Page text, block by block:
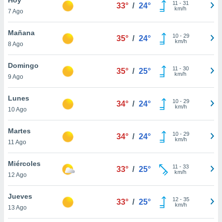
en
más
nuestra
de
cookies
aceptar
7 Ago
33° / 24° 11 - 31
km/h
Mañana
8 Ago
35° / 24° 10- 29
km/h
Domingo
9 Ago
35° / 25° 11 - 30
km/h
Lunes
10 Ago
34° / 24° 10- 29
km/h
Martes
11 Ago
34° / 24° 10- 29
km/h
Miércoles
12 Ago
33° / 25° 11 - 33
km/h
Jueves
13 Ago
33° / 25° 12- 35
km/h